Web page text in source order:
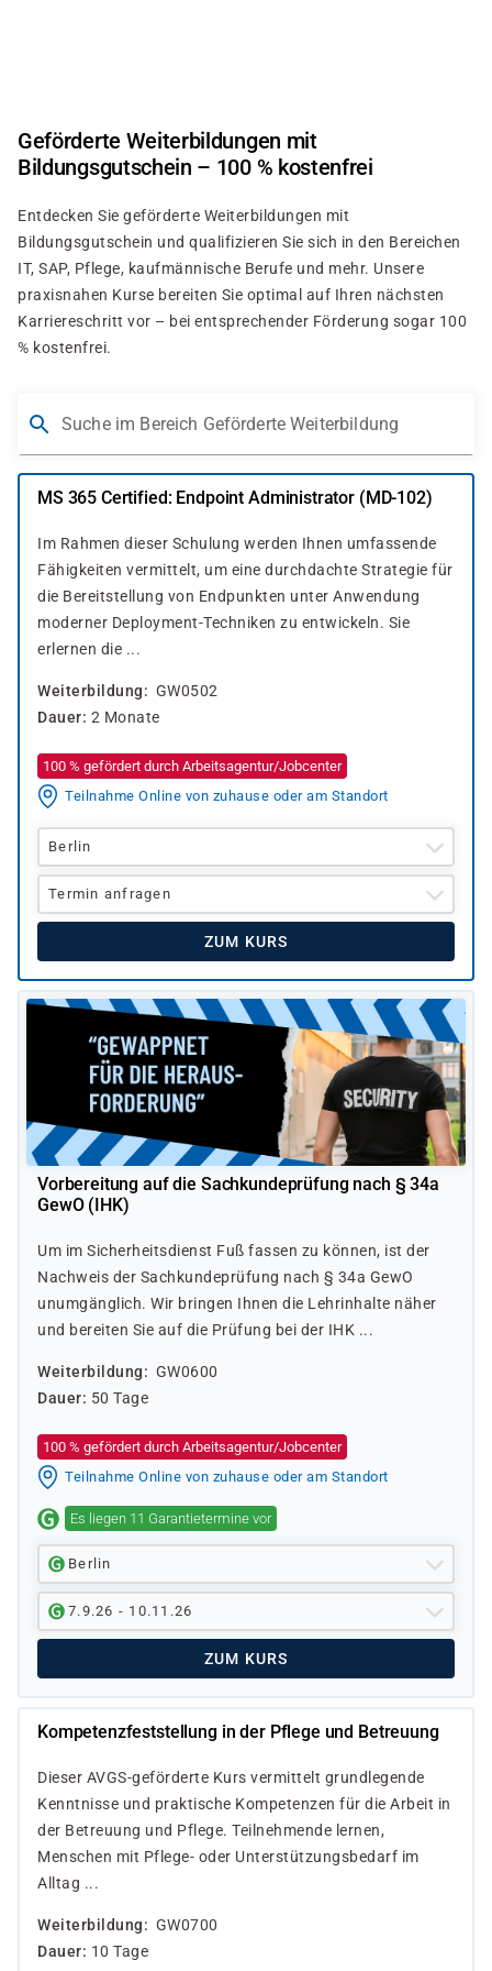
Geförderte Weiterbildungen mit
Bildungsgutschein – 100 % kostenfrei
Entdecken Sie geförderte Weiterbildungen mit
Bildungsgutschein und qualifizieren Sie sich in den Bereichen
IT, SAP, Pflege, kaufmännische Berufe und mehr. Unsere
praxisnahen Kurse bereiten Sie optimal auf Ihren nächsten
Karriereschritt vor – bei entsprechender Förderung sogar 100
% kostenfrei.
Suche im Bereich Geförderte Weiterbildung
MS 365 Certified: Endpoint Administrator (MD-102)
Im Rahmen dieser Schulung werden Ihnen umfassende
Fähigkeiten vermittelt, um eine durchdachte Strategie für
die Bereitstellung von Endpunkten unter Anwendung
moderner Deployment-Techniken zu entwickeln. Sie
erlernen die ...
Weiterbildung
GW0502
Dauer 2 Monate
100 % gefördert durch Arbeitsagentur/Jobcenter
Teilnahme Online von zuhause oder am Standort
Berlin
Termin anfragen
ZUM KURS
Vorbereitung auf die Sachkundeprüfung nach § 34a
GewO (IHK)
Um im Sicherheitsdienst Fuß fassen zu können, ist der
Nachweis der Sachkundeprüfung nach § 34a GewO
unumgänglich. Wir bringen Ihnen die Lehrinhalte näher
und bereiten Sie auf die Prüfung bei der IHK ...
Weiterbildung
GW0600
Dauer
50 Tage
100 % gefördert durch Arbeitsagentur/Jobcenter
Teilnahme Online von zuhause oder am Standort
Es liegen 11 Garantietermine vor
Berlin
7.9.26 - 10.11.26
ZUM KURS
Kompetenzfeststellung in der Pflege und Betreuung
Dieser AVGS-geförderte Kurs vermittelt grundlegende
Kenntnisse und praktische Kompetenzen für die Arbeit in
der Betreuung und Pflege. Teilnehmende lernen,
Menschen mit Pflege- oder Unterstützungsbedarf im
Alltag ...
Weiterbildung
GW0700
Dauer
10 Tage